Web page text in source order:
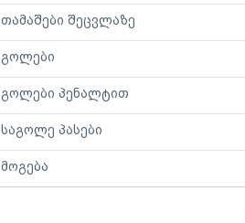
თამაშები შეცვლაზე
გოლები
გოლები პენალტით
საგოლე პასები
მოგება